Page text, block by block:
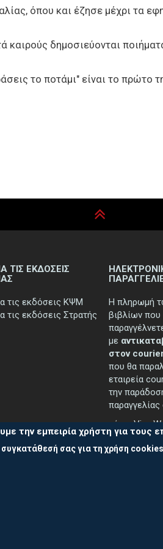
όπου και έζησε μέχρι τα
καιρούς δημοσιεύονται
το ποτάμι" είναι το πρώτο
ΤΙΣ ΕΚΔΟΣΕΙΣ
τις εκδόσεις ΚΨΜ
τις εκδόσεις Στρατής
Η πληρωμή
βιβλίων που
με
στον
που θα
εταιρεία
την
παραγγελίας
μέσω Viva
..περισσότερα
την εμπειρία χρήστη για τους
σας για τη χρήση